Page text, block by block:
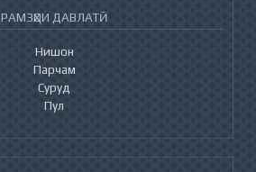
РАМЗҲОИ ДАВЛАТӢ
Нишон
Парчам
Суруд
Пул